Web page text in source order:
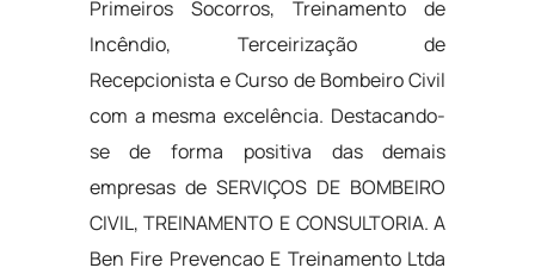
Primeiros Socorros, Treinamento de
Incêndio, Terceirização de
Recepcionista e Curso de Bombeiro Civil
com a mesma excelência. Destacando-
se de forma positiva das demais
empresas de SERVIÇOS DE BOMBEIRO
CIVIL, TREINAMENTO E CONSULTORIA. A
Ben Fire Prevencao E Treinamento Ltda